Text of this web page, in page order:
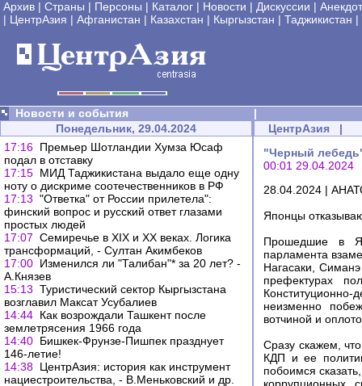
Архив | Страны | Персоны | Каталог | Новости | Дискуссии |
| ЦентрАзия | Афганистан | Казахстан | Кыргызстан | Таджикистан |
Новости и события
|
Понедельник, 29.04.2024
17:16 Премьер Шотландии Хумза Юсаф
подал в отставку
17:15 МИД Таджикистана выдало еще одну
ноту о дискриме соотечественников в РФ
17:13 "Ответка" от России прилетела":
финский вопрос и русский ответ глазами
простых людей
17:07 Семиречье в XIX и XX веках. Логика
трансформаций, - Султан Акимбеков
17:00 Изменился ли "Талибан"* за 20 лет? -
А.Князев
15:13 Туристический сектор Кыргызстана
возглавил Максат Усубалиев
14:44 Как возрождали Ташкент после
землетрясения 1966 года
14:40 Бишкек-Фрунзе-Пишпек празднует
146-летие!
14:38 ЦентрАзия: история как инструмент
нациестроительства, - В.Меньковский и др.
ЦентрАзия |
"Черный
00:01 29.04.2024
28.04.2024 |
Японцы
Прошедшие в
парламента
Нагасаки,
префектурах
неизменно
вотчиной и
Сразу скажем,
КДП и ее
побоимся